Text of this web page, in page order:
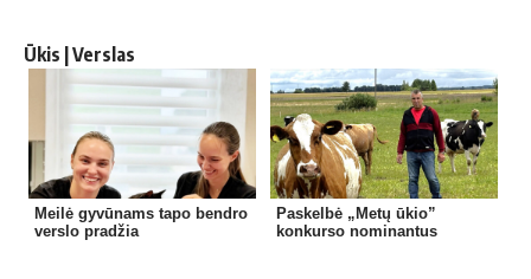
Ūkis | Verslas
Meilė gyvūnams tapo bendro
verslo pradžia
Paskelbė „Metų ūkio”
konkurso nominantus